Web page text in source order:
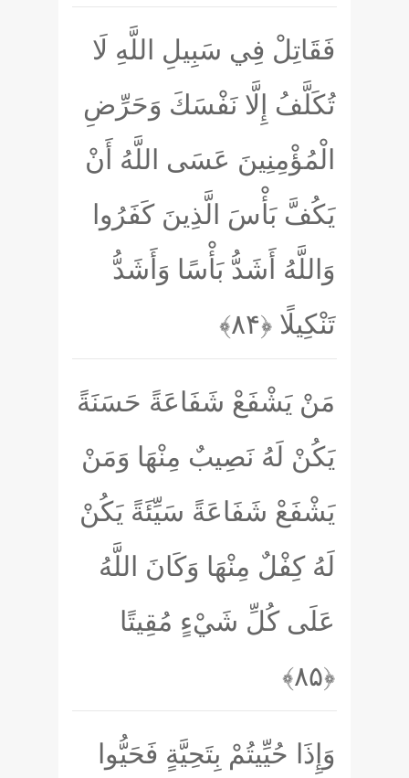
فَقَاتِلْ فِي سَبِيلِ اللَّهِ لَا
تُكَلَّفُ إِلَّا نَفْسَكَ وَحَرِّضِ
الْمُؤْمِنِينَ عَسَى اللَّهُ أَنْ
يَكُفَّ بَأْسَ الَّذِينَ كَفَرُوا
وَاللَّهُ أَشَدُّ بَأْسًا وَأَشَدُّ
تَنْكِيلًا ﴿۸۴﴾
مَنْ يَشْفَعْ شَفَاعَةً حَسَنَةً
يَكُنْ لَهُ نَصِيبٌ مِنْهَا وَمَنْ
يَشْفَعْ شَفَاعَةً سَيِّئَةً يَكُنْ
لَهُ كِفْلٌ مِنْهَا وَكَانَ اللَّهُ
عَلَى كُلِّ شَيْءٍ مُقِيتًا
﴿۸۵﴾
وَإِذَا حُيِّيتُمْ بِتَحِيَّةٍ فَحَيُّوا